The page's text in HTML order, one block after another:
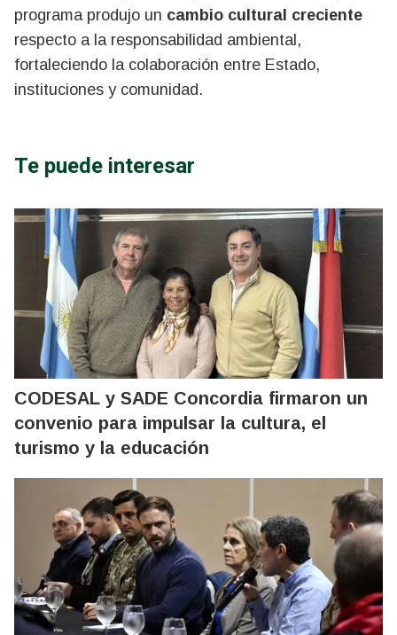
programa produjo un cambio cultural creciente
respecto a la responsabilidad ambiental,
fortaleciendo la colaboración entre Estado,
instituciones y comunidad.
Te puede interesar
CODESAL y SADE Concordia firmaron un
convenio para impulsar la cultura, el
turismo y la educación